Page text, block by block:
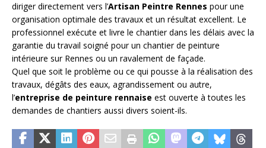
diriger directement vers l’Artisan Peintre Rennes pour une
organisation optimale des travaux et un résultat excellent. Le
professionnel exécute et livre le chantier dans les délais avec la
garantie du travail soigné pour un chantier de peinture
intérieure sur Rennes ou un ravalement de façade.
Quel que soit le problème ou ce qui pousse à la réalisation des
travaux, dégâts des eaux, agrandissement ou autre,
l’entreprise de peinture rennaise est ouverte à toutes les
demandes de chantiers aussi divers soient-ils.